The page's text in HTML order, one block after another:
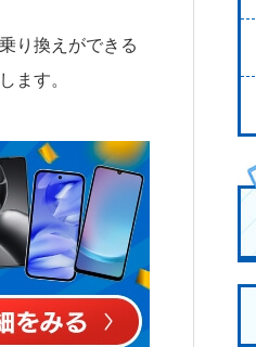
り換えができる
ます。